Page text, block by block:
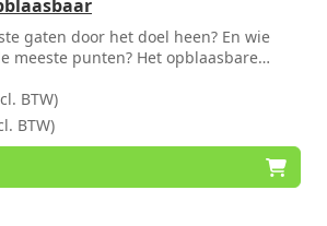
gaten door het doel heen? En wie
meeste punten? Het opblaasbare
uitneembaar gatenzeil.
BTW)
BTW)